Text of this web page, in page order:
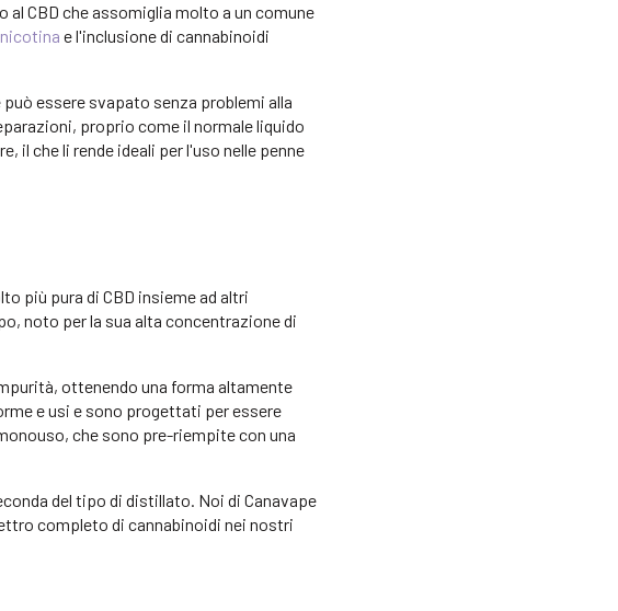
CBD che assomiglia molto a un comune
nicotina e l'inclusione di cannabinoidi
essere svapato senza problemi alla
proprio come il normale liquido
il che li rende ideali per l'uso nelle penne
più pura di CBD insieme ad altri
noto per la sua alta concentrazione di
ottenendo una forma altamente
e usi e sono progettati per essere
che sono pre-riempite con una
del tipo di distillato. Noi di Canavape
completo di cannabinoidi nei nostri